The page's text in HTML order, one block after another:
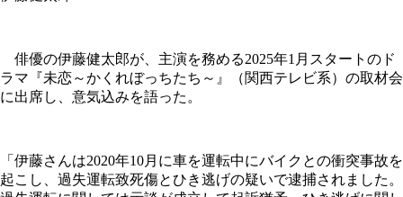
俳優の伊藤健太郎が、主演を務める2025年1月スタートのド
ラマ『未恋～かくれぼっちたち～』（関西テレビ系）の取材会
に出席し、意気込みを語った。
「伊藤さんは2020年10月に車を運転中にバイクとの衝突事故を
起こし、過失運転致死傷とひき逃げの疑いで逮捕されました。